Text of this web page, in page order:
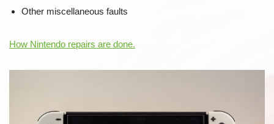
Other miscellaneous faults
How Nintendo repairs are done.